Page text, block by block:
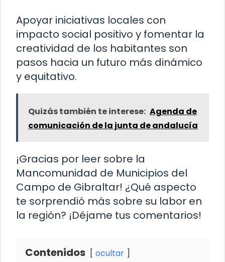
Apoyar iniciativas locales con
impacto social positivo y fomentar la
creatividad de los habitantes son
pasos hacia un futuro más dinámico
y equitativo.
Quizás también te interese: Agenda de
comunicación de la junta de andalucía
¡Gracias por leer sobre la
Mancomunidad de Municipios del
Campo de Gibraltar! ¿Qué aspecto
te sorprendió más sobre su labor en
la región? ¡Déjame tus comentarios!
Contenidos ocultar